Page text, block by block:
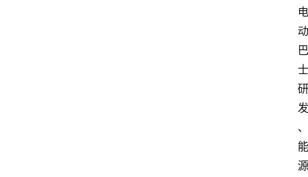
电
动
巴
士
研
发
、
能
源